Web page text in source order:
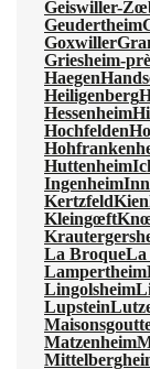
Geiswiller-
Geudertheim
Goxwiller
Griesheim-
Haegen
Heiligenberg
Hessenheim
Hochfelden
Huttenheim
Ingenheim
Kertzfeld
Kleingœft
La BroqueLa
Lampertheim
Lingolsheim
Lupstein
Matzenheim